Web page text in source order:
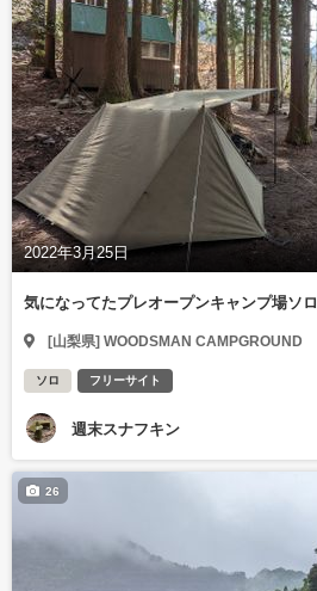
2022年3月25日
気になってたプレオープンキャンプ場ソロ
[山梨県] WOODSMAN CAMPGROUND
ソロ フリーサイト
週末スナフキン
26